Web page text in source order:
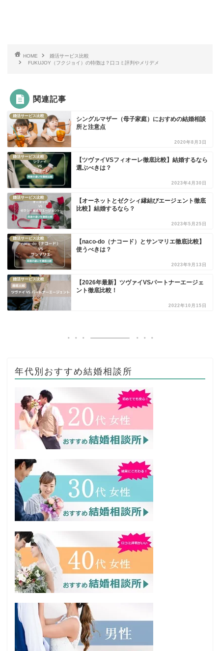
HOME
婚活サービス比較
FUKUJOY（フクジョイ）の特徴は？口コミ評判やメリデメ
関連記事
婚活サービス比較
シングルマザー（母子家庭）におすめの結婚相談
所と注意点
2020年8月3日
婚活サービス比較
【ツヴァイVSフィオーレ徹底比較】結婚するなら
選ぶべきは？
2023年4月30日
婚活サービス比較
【オーネットとゼクシィ縁結びエージェント徹底
比較】結婚するなら？
2023年5月25日
婚活サービス比較
【naco-do（ナコード）とサンマリエ徹底比較】
使うべきは？
2023年9月13日
婚活サービス比較
【2026年最新】ツヴァイVSパートナーエージェ
ント徹底比較！
2022年10月15日
年代別おすすめ結婚相談所